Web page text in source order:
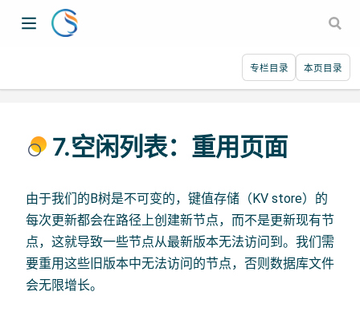
专栏目录 本页目录
7.空闲列表：重用页面
由于我们的B树是不可变的，键值存储（KV store）的
每次更新都会在路径上创建新节点，而不是更新现有节
点，这就导致一些节点从最新版本无法访问到。我们需
要重用这些旧版本中无法访问的节点，否则数据库文件
会无限增长。